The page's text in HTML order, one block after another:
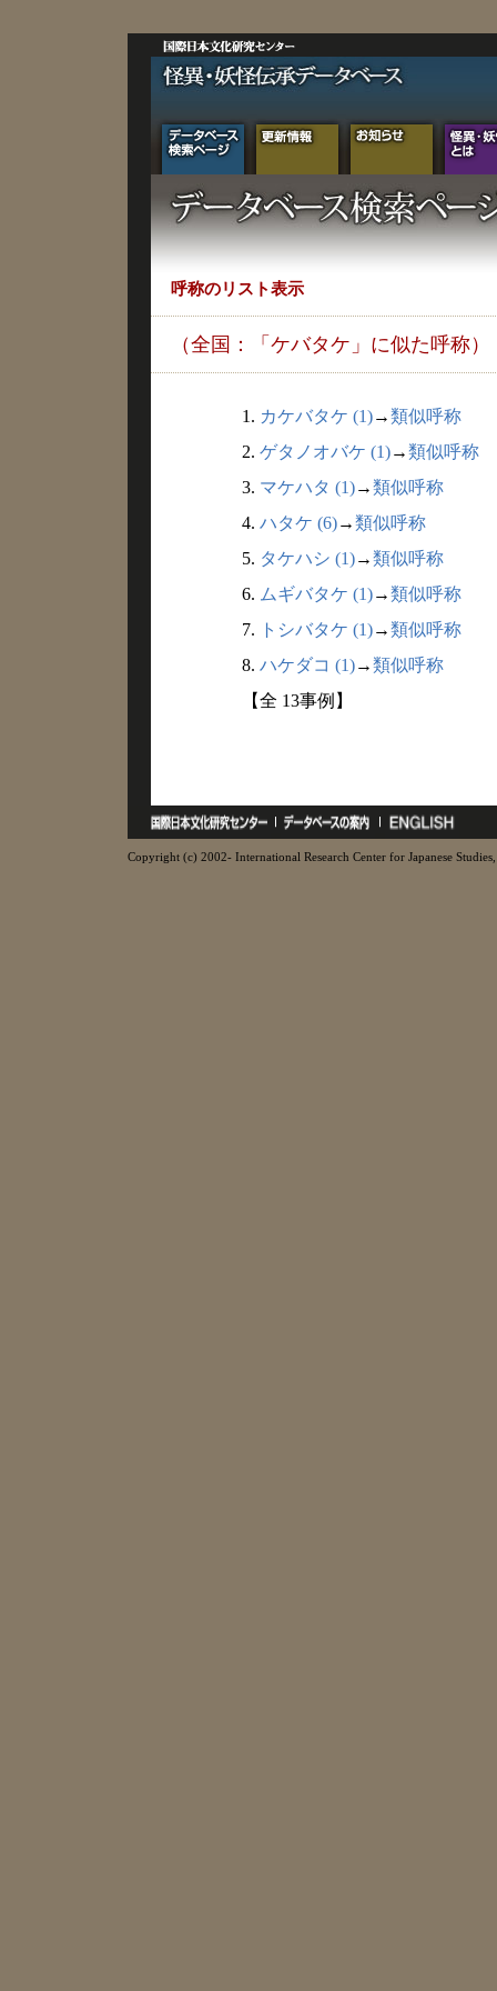
呼称のリスト表示
（全国：「ケバタケ」に似た呼称）
1. カケバタケ (1)→類似呼称
2. ゲタノオバケ (1)→類似呼称
3. マケハタ (1)→類似呼称
4. ハタケ (6)→類似呼称
5. タケハシ (1)→類似呼称
6. ムギバタケ (1)→類似呼称
7.
トシバタケ (1)→類似呼称
8. ハケダコ (1)→類似呼称
【全 13事例】
Copyright (c) 2002- International Research Center for Japanese